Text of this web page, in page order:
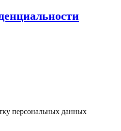
персональных данных